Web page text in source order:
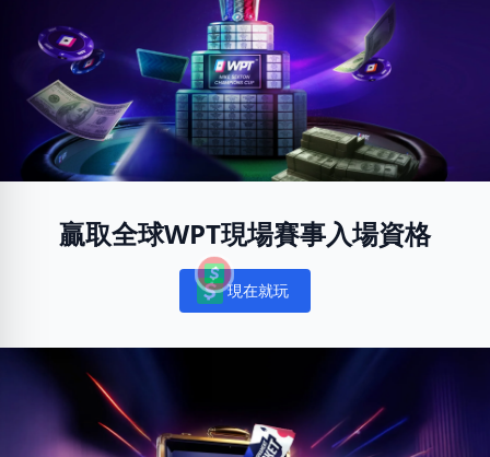
贏取全球WPT現場賽事入場資格
Notifications
現在就玩